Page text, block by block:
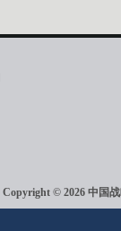
Copyright © 2026 中国